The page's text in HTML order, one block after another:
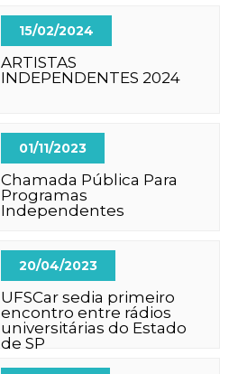
15/02/2024
ARTISTAS
INDEPENDENTES 2024
01/11/2023
Chamada Pública Para
Programas
Independentes
20/04/2023
UFSCar sedia primeiro
encontro entre rádios
universitárias do Estado
de SP